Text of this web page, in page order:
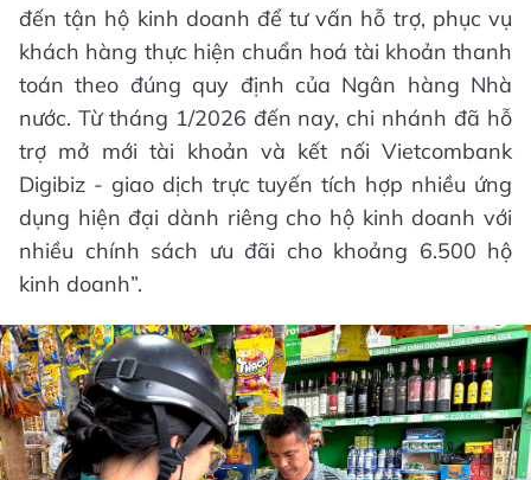
đến tận hộ kinh doanh để tư vấn hỗ trợ, phục vụ
khách hàng thực hiện chuẩn hoá tài khoản thanh
toán theo đúng quy định của Ngân hàng Nhà
nước. Từ tháng 1/2026 đến nay, chi nhánh đã hỗ
trợ mở mới tài khoản và kết nối Vietcombank
Digibiz - giao dịch trực tuyến tích hợp nhiều ứng
dụng hiện đại dành riêng cho hộ kinh doanh với
nhiều chính sách ưu đãi cho khoảng 6.500 hộ
kinh doanh”.